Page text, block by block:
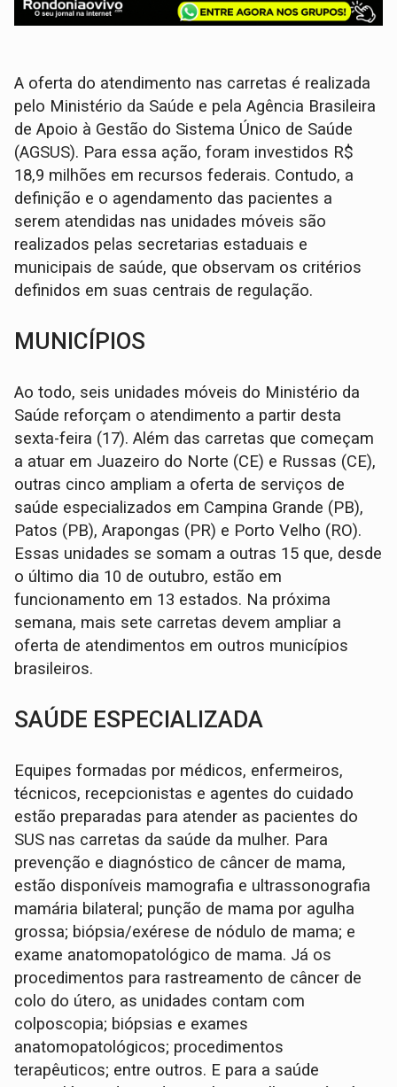
A oferta do atendimento nas carretas é realizada
pelo Ministério da Saúde e pela Agência Brasileira
de Apoio à Gestão do Sistema Único de Saúde
(AGSUS). Para essa ação, foram investidos R$
18,9 milhões em recursos federais. Contudo, a
definição e o agendamento das pacientes a
serem atendidas nas unidades móveis são
realizados pelas secretarias estaduais e
municipais de saúde, que observam os critérios
definidos em suas centrais de regulação.
MUNICÍPIOS
Ao todo, seis unidades móveis do Ministério da
Saúde reforçam o atendimento a partir desta
sexta-feira (17). Além das carretas que começam
a atuar em Juazeiro do Norte (CE) e Russas (CE),
outras cinco ampliam a oferta de serviços de
saúde especializados em Campina Grande (PB),
Patos (PB), Arapongas (PR) e Porto Velho (RO).
Essas unidades se somam a outras 15 que, desde
o último dia 10 de outubro, estão em
funcionamento em 13 estados. Na próxima
semana, mais sete carretas devem ampliar a
oferta de atendimentos em outros municípios
brasileiros.
SAÚDE ESPECIALIZADA
Equipes formadas por médicos, enfermeiros,
técnicos, recepcionistas e agentes do cuidado
estão preparadas para atender as pacientes do
SUS nas carretas da saúde da mulher. Para
prevenção e diagnóstico de câncer de mama,
estão disponíveis mamografia e ultrassonografia
mamária bilateral; punção de mama por agulha
grossa; biópsia/exérese de nódulo de mama; e
exame anatomopatológico de mama. Já os
procedimentos para rastreamento de câncer de
colo do útero, as unidades contam com
colposcopia; biópsias e exames
anatomopatológicos; procedimentos
terapêuticos; entre outros. E para a saúde